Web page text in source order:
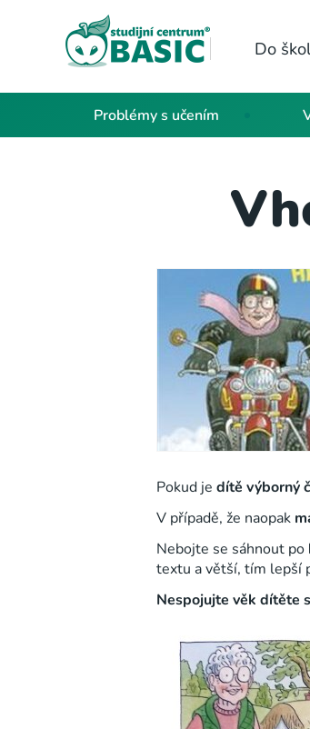
Do
Problémy s učením
Pokud je dítě výborný
V případě, že naopak
Nebojte se sáhnout po
textu a větší, tím lepší
Nespojujte věk dítěte